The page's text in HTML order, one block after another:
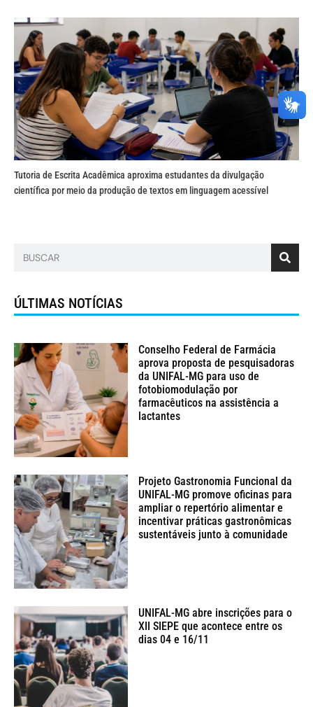
Tutoria de Escrita Acadêmica aproxima estudantes da divulgação
científica por meio da produção de textos em linguagem acessível
ÚLTIMAS NOTÍCIAS
Conselho Federal de Farmácia
aprova proposta de pesquisadoras
da UNIFAL-MG para uso de
fotobiomodulação por
farmacêuticos na assistência a
lactantes
Projeto Gastronomia Funcional da
UNIFAL-MG promove oficinas para
ampliar o repertório alimentar e
incentivar práticas gastronômicas
sustentáveis junto à comunidade
UNIFAL-MG abre inscrições para o
XII SIEPE que acontece entre os
dias 04 e 16/11